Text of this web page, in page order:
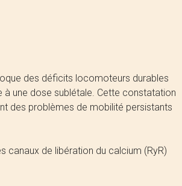
des déficits locomoteurs durables
à une dose sublétale. Cette constatation
des problèmes de mobilité persistants
canaux de libération du calcium (RyR)